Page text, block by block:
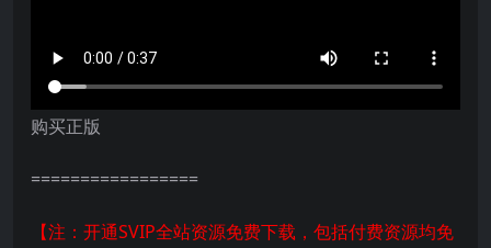
购买正版
=================
【注：开通SVIP全站资源免费下载，包括付费资源均免